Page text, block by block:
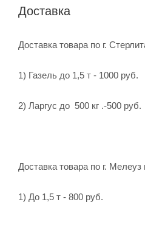
Доставка
Доставка товара по г.
1) Газель до 1,5 т - 1000 руб.
2) Ларгус до 500 кг .-500 руб.
Доставка товара по г.
1) До 1,5 т - 800 руб.